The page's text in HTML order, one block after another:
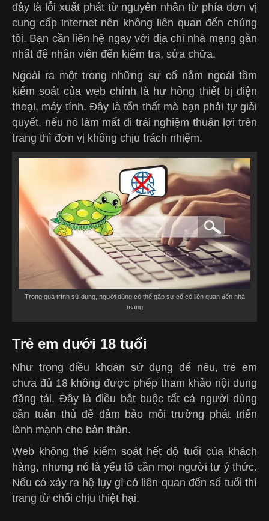
đây là lỗi xuất phát từ nguyên nhân từ phía đơn vị
cung cấp internet nên không liên quan đến chúng
tôi. Bạn cần liên hệ ngay với địa chỉ nhà mạng gần
nhất để nhân viên đến kiểm tra, sửa chữa.
Ngoài ra một trong những sự cố nằm ngoài tầm
kiểm soát của web chính là hư hỏng thiết bị điện
thoại, máy tính. Đây là tổn thất mà bạn phải tự giải
quyết, nếu nó làm mất đi trải nghiệm thuận lợi trên
trang thì đơn vị không chịu trách nhiệm.
Trong quá trình sử dụng, người dùng có thể gặp sự cố có liên quan đến nhà
mạng
Trẻ em dưới 18 tuổi
Như trong điều khoản sử dụng để nêu, trẻ em
chưa đủ 18 không được phép tham khảo nội dung
đăng tải. Đây là điều bắt buộc tất cả người dùng
cần tuân thủ để đảm bảo môi trường phát triển
lành mạnh cho bản thân.
Web không thể kiểm soát hết độ tuổi của khách
hàng, nhưng nó là yếu tố cần mọi người tự ý thức.
Nếu có xảy ra hệ lụy gì có liên quan đến số tuổi thì
trang từ chối chịu thiệt hại.